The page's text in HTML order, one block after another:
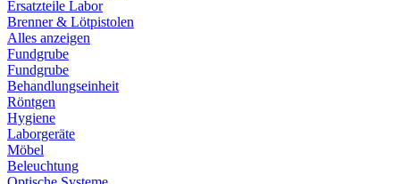
Ersatzteile Labor
Brenner & Lötpistolen
Alles anzeigen
Fundgrube
Fundgrube
Behandlungseinheit
Röntgen
Hygiene
Laborgeräte
Möbel
Beleuchtung